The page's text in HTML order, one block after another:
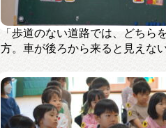
「歩道のない道路では、どち
方。車が後ろから来ると見えな